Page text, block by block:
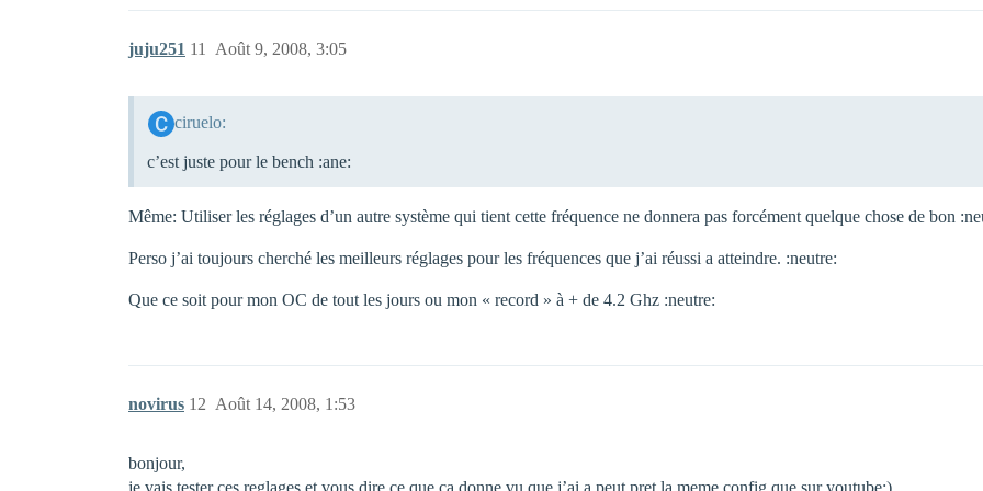
juju251 Août 9, 2008, 3:05
11
ciruelo:
c’est juste pour le bench :ane:
Même: Utiliser les réglages d’un autre système qui tient cette fréquence ne donnera pas forcément quelque chose de bon
Perso j’ai toujours cherché les meilleurs réglages pour les fréquences que j’ai réussi a atteindre. :neutre:
Que ce soit pour mon OC de tout les jours ou mon « record » à + de 4.2 Ghz :neutre:
novirus Août 14, 2008, 1:53
12
bonjour,